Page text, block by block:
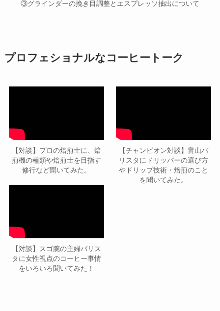
③グラインダーの挽き目調整とエスプレッソ抽出について
プロフェショナルなコーヒートーク
【対談】プロの焙煎士に、焙
煎機の種類や焙煎士を目指す
修行など聞いてみた。
【チャンピオン対談】畠山バ
リスタにドリッパーの選び方
やドリップ技術・焙煎のこと
を聞いてみた。
【対談】スゴ腕の主婦バリス
タに女性視点のコーヒー事情
をいろいろ聞いてみた！